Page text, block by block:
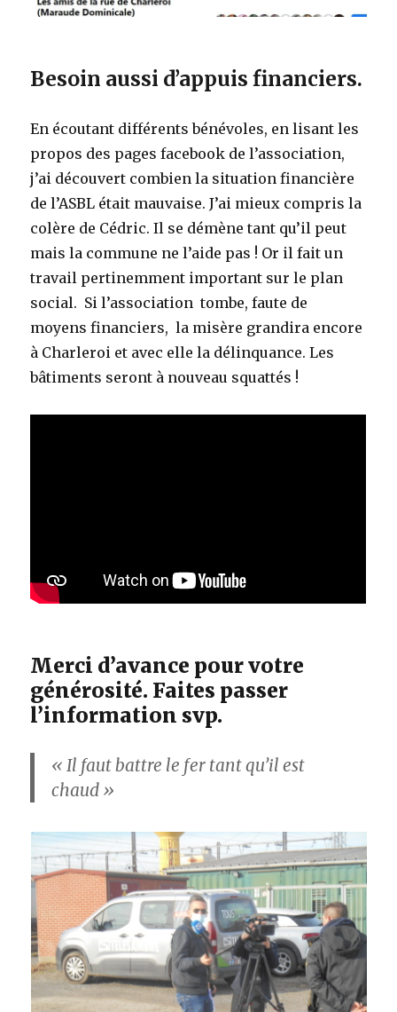
Besoin aussi d’appuis financiers.
En écoutant différents bénévoles, en lisant les
propos des pages facebook de l’association,
j’ai découvert combien la situation financière
de l’ASBL était mauvaise. J’ai mieux compris la
colère de Cédric. Il se démène tant qu’il peut
mais la commune ne l’aide pas ! Or il fait un
travail pertinemment important sur le plan
social. Si l’association tombe, faute de
moyens financiers, la misère grandira encore
à Charleroi et avec elle la délinquance. Les
bâtiments seront à nouveau squattés !
Merci d’avance pour votre
générosité. Faites passer
l’information svp.
« Il faut battre le fer tant qu’il est
chaud »